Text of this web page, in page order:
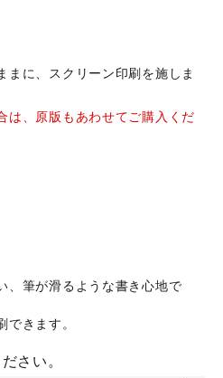
まに、スクリーン印刷を施しま
は、原版もあわせてご購入くだ
、筆が滑るような書き心地で
できます。
さい。